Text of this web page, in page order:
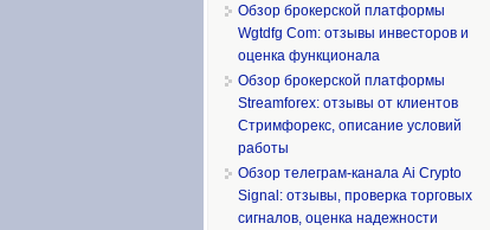
Обзор брокерской платформы
Wgtdfg Com: отзывы инвесторов и
оценка функционала
Обзор брокерской платформы
Streamforex: отзывы от клиентов
Стримфорекс, описание условий
работы
Обзор телеграм-канала Ai Crypto
Signal: отзывы, проверка торговых
сигналов, оценка надежности